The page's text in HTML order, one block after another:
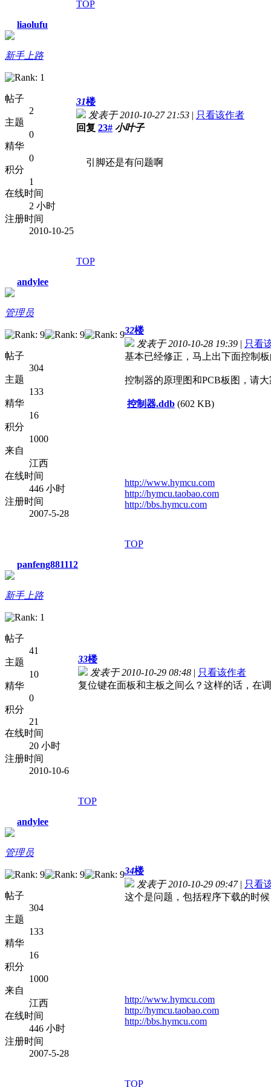
TOP
liaolufu
新手上路
帖子
2
主题
0
精华
0
积分
1
在线时间
2 小时
注册时间
2010-10-25
31楼
发表于 2010-10-27 21:53 | 只看该作者
回复 23# 小叶子
引脚还是有问题啊
TOP
andylee
管理员
帖子
304
主题
133
精华
16
积分
1000
来自
江西
在线时间
446 小时
注册时间
2007-5-28
32楼
发表于 2010-10-28 19:39 | 只看
基本已经修正，马上出下面控制
控制器的原理图和PCB板图，请
控制器.ddb (602 KB)
http://www.hymcu.com
http://hymcu.taobao.com
http://bbs.hymcu.com
TOP
panfeng881112
新手上路
帖子
41
主题
10
精华
0
积分
21
在线时间
20 小时
注册时间
2010-10-6
33楼
发表于 2010-10-29 08:48 | 只看该作者
复位键在面板和主板之间么？这样的话，在
TOP
andylee
管理员
帖子
304
主题
133
精华
16
积分
1000
来自
江西
在线时间
446 小时
注册时间
2007-5-28
34楼
发表于 2010-10-29 09:47| 只看
这个是问题，包括程序下载的时
http://www.hymcu.com
http://hymcu.taobao.com
http://bbs.hymcu.com
TOP